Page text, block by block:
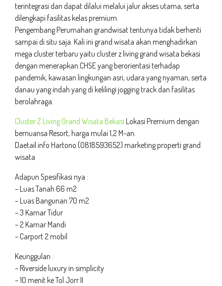
terintegrasi dan dapat dilalui melalui jalur akses utama, serta
dilengkapi fasilitas kelas premium.
Pengembang Perumahan grandwisat tentunya tidak berhenti
sampai di situ saja. Kali ini grand wisata akan menghadirkan
mega cluster terbaru yaitu cluster z living grand wisata bekasi
dengan menerapkan CHSE yang berorientasi terhadap
pandemik, kawasan lingkungan asri, udara yang nyaman, serta
danau yang indah yang di kelilingi jogging track dan fasilitas
berolahraga.
Cluster Z Living Grand Wisata Bekasi Lokasi Premium dengan
bernuansa Resort, harga mulai 1,2 M-an.
Daetail info Hartono (0818593652) marketing properti grand
wisata
Adapun Spesifikasi nya :
– Luas Tanah 66 m2
– Luas Bangunan 70 m2
– 3 Kamar Tidur
– 2 Kamar Mandi
– Carport 2 mobil
Keunggulan :
– Riverside luxury in simplicity
– 10 menit ke Tol Jorr II